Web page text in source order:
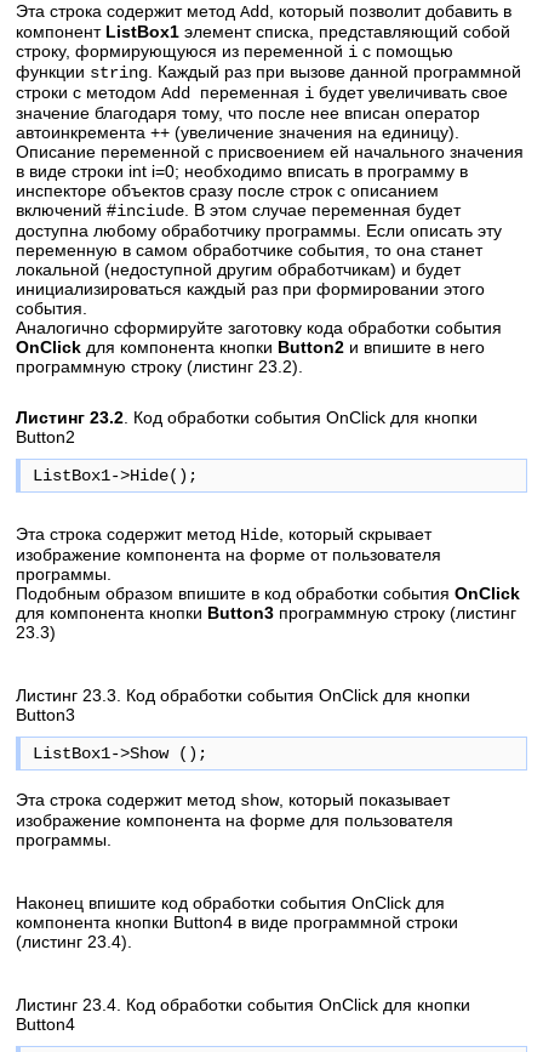
Эта строка содержит методAdd
, который позволит добавить в
компонент ListBox1элемент списка, представляющий собой
строку, формирующуюся из переменной i с помощью
функции string . Каждый раз при вызове данной программной
строки с методомAdd переменная i будет увеличивать свое
значение благодаря тому, что после нее вписан оператор
автоинкремента ++ (увеличение значения на единицу).
Описание переменной с присвоением ей начального значения
в виде строки int i=0; необходимо вписать в программу в
инспекторе объектов сразу после строк с описанием
включений #inciude . В этом случае переменная будет
доступна любому обработчику программы. Если описать эту
переменную в самом обработчике события, то она станет
локальной (недоступной другим обработчикам) и будет
инициализироваться каждый раз при формировании этого
события.
Аналогично сформируйте заготовку кода обработки события
OnClick для компонента кнопки Button2 и впишите в него
программную строку (листинг 23.2).
Листинг 23.2 . Код обработки события OnClick для кнопки
Button2
ListBox1->Hide();
Эта строка содержит метод Hide , который скрывает
изображение компонента на форме от пользователя
программы.
Подобным образом впишите в код обработки событияOnClick
для компонента кнопки Button3 программную строку (листинг
23.3)
Листинг 23.3. Код обработки события OnClick для кнопки
Button3
ListBox1->Show ();
Эта строка содержит метод show, который показывает
изображение компонента на форме для пользователя
программы.
Наконец впишите код обработки события OnClick для
компонента кнопки Button4 в виде программной строки
(листинг 23.4).
Листинг 23.4. Код обработки события OnClick для кнопки
Button4